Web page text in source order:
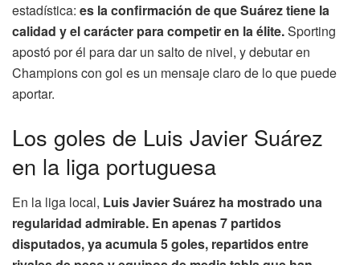
estadística: es la confirmación de que Suárez tiene la
calidad y el carácter para competir en la élite.Sporting
apostó por él para dar un salto de nivel, y debutar en
Champions con gol es un mensaje claro de lo que puede
aportar.
Los goles de Luis Javier Suárez
en la liga portuguesa
En la liga local, Luis Javier Suárez ha mostrado una
regularidad admirable. En apenas 7 partidos
disputados, ya acumula 5 goles, repartidos entre